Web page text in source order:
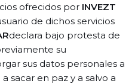
ofrecidos por INVEZT
de dichos servicios
declara bajo protesta de
su
sus datos personales a
sacar en paz y a salvo a